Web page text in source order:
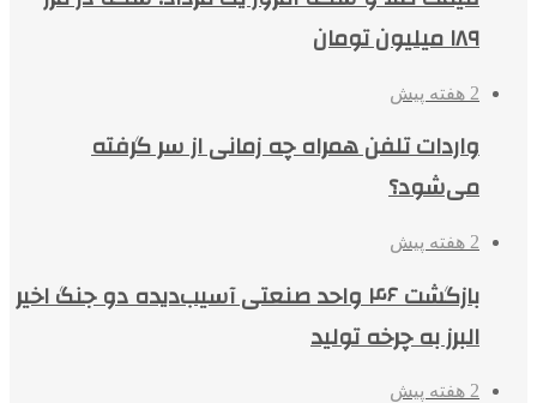
۱۸۹ میلیون تومان
2 هفته پیش
واردات تلفن همراه چه زمانی از سر گرفته
می‌شود؟
2 هفته پیش
بازگشت ۴۶ واحد صنعتی آسیب‌دیده دو جنگ اخیر
البرز به چرخه تولید
2 هفته پیش